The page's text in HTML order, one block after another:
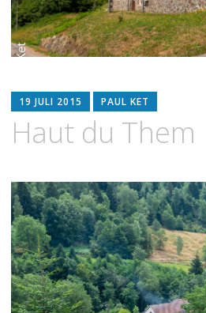
19 JULI 2015 PAUL KET
Haut du Them